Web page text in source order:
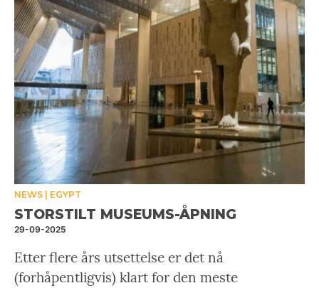
NEWS EGYPT
STORSTILT MUSEUMS-ÅPNING
29-09-2025
Etter flere års utsettelse er det nå
(forhåpentligvis) klart for den meste